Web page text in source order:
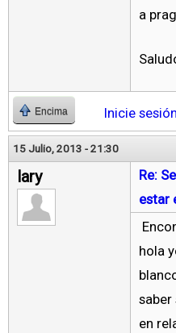
a
Encima Inicie sesión
15 Julio, 2013 - 21:30
lary
Re:
estar
hola
saber
en